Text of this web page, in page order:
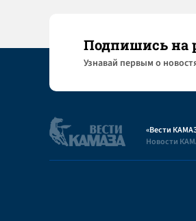
Подпишись на
Узнaвай первым о
«Вести
Новости